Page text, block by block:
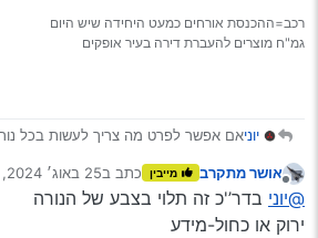
רכב=ההכנסת אורחים כמעט היחידה שיש היום
גמ"ח מוצרים להעברת דירה בעיר אופקים
יוניאם אפשר לפרט מה צריך לעשות בכל
לרוץ למוסך אלא להזמין גררתודה רבה אושר מתקרב מייבין כתב ב25 באוג׳ 2024, 7:06
נערך לאחרונה על ידי
@יוני בדר’'כ זה תלוי בצבע של הנורה
ירוק או כחול-מידע